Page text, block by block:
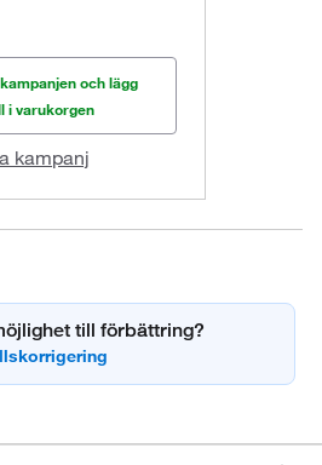
och lägg
i varukorgen
kampanj
till förbättring?